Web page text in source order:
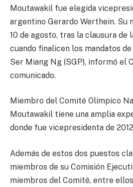
Moutawakil fue elegida
argentino Gerardo Werthein. Su
10 de agosto, tras la clausura de
cuando finalicen los mandatos de
Ser Miang Ng (SGP), informó el
comunicado.
Miembro del Comité Olímpico
Moutawakil tiene una amplia
donde fue vicepresidenta de
Además de estos dos puestos
miembros de su Comisión
miembros del Comité, entre